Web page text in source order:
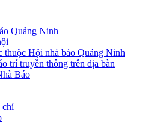
Quảng Ninh
thuộc Hội nhà báo Quảng Ninh
trí truyền thông trên địa bàn
Báo
chí